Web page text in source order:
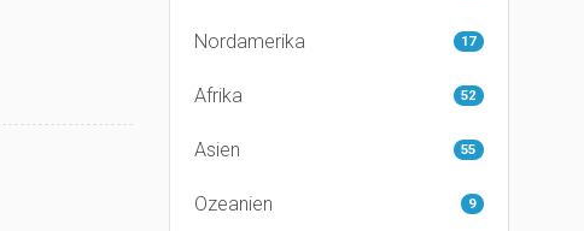
Nordamerika 17
Afrika 52
Asien 55
Ozeanien 9